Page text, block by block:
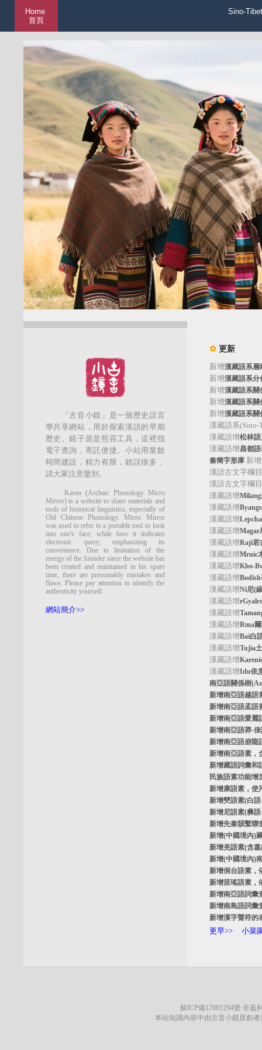
Home
首頁
Sino-
「古音小鏡」是一個歷史語言
學共享網站，用於探索漢語的早期
歷史。鏡子原是照容工具，這裡指
電子查詢，寄託便捷。小站用業餘
時間建設，精力有限，錯誤很多，
請大家注意鑒別。
Kaom (Archaic Phonology Micro
Mirror) is a website to share materials and
tools of historical linguistics, especially of
Old Chinese Phonology. Micro Mirror
was used to refer to a portable tool to look
into one's face, while here it indicates
electronic query, emphasizing its
convenience. Due to limitation of the
energy of the founder since the website has
been created and maintained in his spare
time, there are presumably mistakes and
flaws. Please pay attention to identify the
authenticity yourself.
網站簡介>>
✿ 更新
新增漢藏語系層
新增漢藏語系分
新增漢藏語系關
新增漢藏語系關
新增漢藏語系關
漢藏語系(Sino-
漢藏語增松林語
漢藏語增昌都語
秦簡字形庫新增
漢語古文字欄
漢語古文字欄
漢藏語增Milang
漢藏語增
漢藏語增
漢藏語增Magar
漢藏語增Raji若
漢藏語增Mruic
漢藏語增Kho-
漢藏語增
漢藏語增Ni尼(
漢藏語增
漢藏語增
漢藏語增Rma
漢藏語增Bai白
漢藏語增Tujia
漢藏語增
漢藏語增Idu依
南亞語關係樹
新增南亞語越語
新增南亞語孟語
新增南亞語愛麗
新增南亞語莽-倈
新增南亞語崩龍
新增南亞語素，
新增藏語詞彙和
民族語素功能
新增康語素，使
新增僰語素(白
新增尼語素(彝
新增先秦韻繫聯
新增(中國境內)
新增羌語素(含
新增(中國境內)
新增侗台語素，
新增苗瑤語素，
新增南亞語詞彙
新增南島語詞彙
新增漢字聲符的
更早>> 小菜
蘇ICP備17001294號·非盈
本站知識內容中由古音小鏡原創